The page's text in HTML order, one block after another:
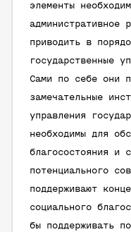
элементы
административное
приводить в
государственные
Сами по себе они
замечательные
управления
необходимы для
благосостояния и
потенциального
поддерживают
социального
бы поддерживать